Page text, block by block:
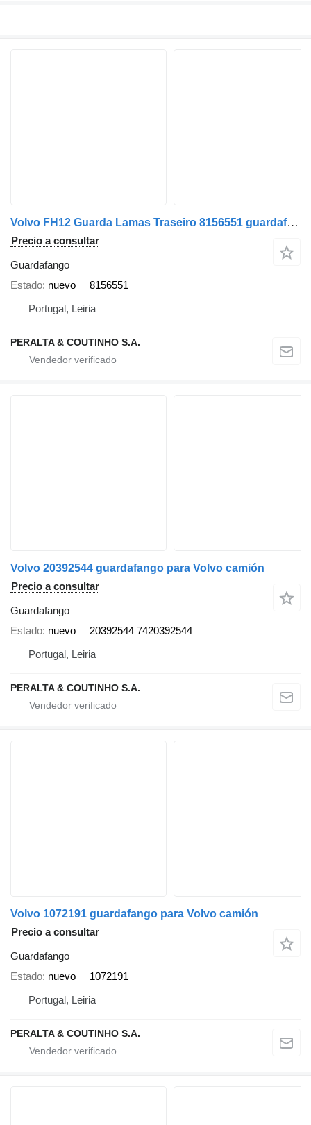
Volvo FH12 Guarda Lamas Traseiro 8156551 guardafango para Volvo camión
Precio a consultar
Guardafango
Estado nuevo
8156551
Portugal, Leiria
PERALTA & COUTINHO S.A.
Volvo 20392544 guardafango para Volvo camión
Precio a consultar
Guardafango
Estado nuevo
20392544 7420392544
Portugal, Leiria
PERALTA & COUTINHO S.A.
Volvo 1072191 guardafango para Volvo camión
Precio a consultar
Guardafango
Estado nuevo
1072191
Portugal, Leiria
PERALTA & COUTINHO S.A.